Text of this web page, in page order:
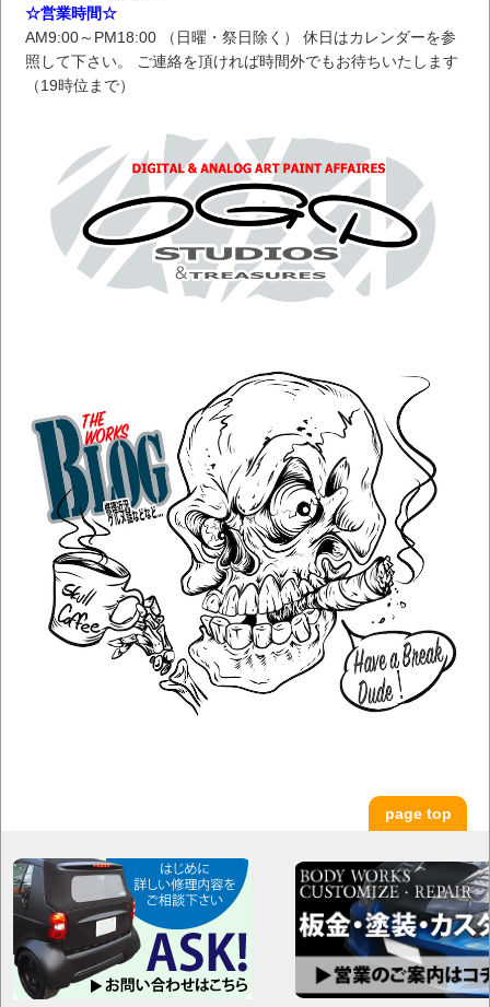
☆営業時間☆
AM9:00～PM18:00 （日曜・祭日除く） 休日はカレンダーを参
照して下さい。 ご連絡を頂ければ時間外でもお待ちいたします
（19時位まで）
page top